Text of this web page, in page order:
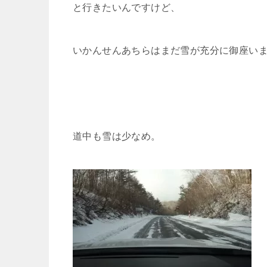
と行きたいんですけど、
いかんせんあちらはまだ雪が充分に御座い
道中も雪は少なめ。